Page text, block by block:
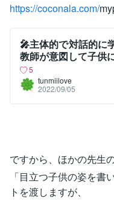
https://coconala.com/
🎤主体的で対話的に
教師が意図して子供
5
tunmiilove
2022/09/05
ですから、ほかの先生
「目立つ子供の姿を書
トを渡しますが、